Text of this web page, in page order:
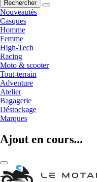
Rechercher
Nouveautés
Casques
Homme
Femme
High-Tech
Racing
Moto & scooter
Tout-terrain
Adventure
Atelier
Bagagerie
Déstockage
Marques
Ajout en cours...